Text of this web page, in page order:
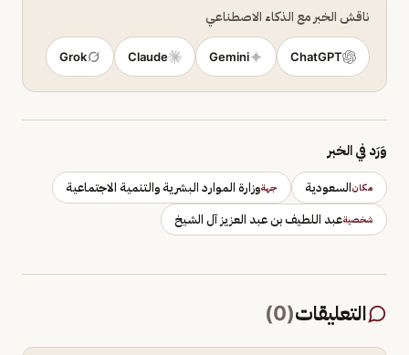
ناقش الخبر مع الذكاء الاصطناعي
ChatGPT
Gemini
Claude
Grok
وَرَد في الخبر
مكانالسعودية جهةوزارة الموارد البشرية والتنمية الاجتماعية
شخصيةعبد اللطيف بن عبد العزيز آل الشيخ
التعليقات(
0
)